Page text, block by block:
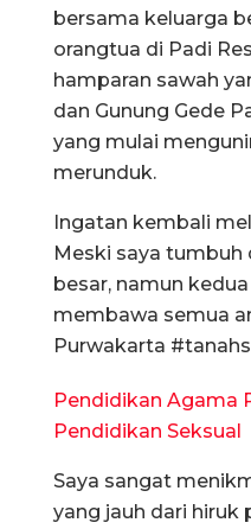
bersama keluarga
orangtua di Padi
hamparan sawah
dan Gunung Gede
yang mulai
merunduk.
Ingatan kembali
Meski saya tumbuh
besar, namun
membawa semua
Purwakarta
Pendidikan Agama
Pendidikan Seksual
Saya sangat
yang jauh dari hiruk